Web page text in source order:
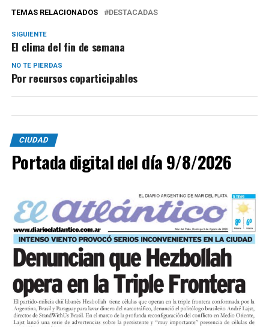
TEMAS RELACIONADOS DESTACADAS
SIGUIENTE
El clima del fin de semana
NO TE PIERDAS
Por recursos coparticipables
CIUDAD
Portada digital del día 9/8/2026